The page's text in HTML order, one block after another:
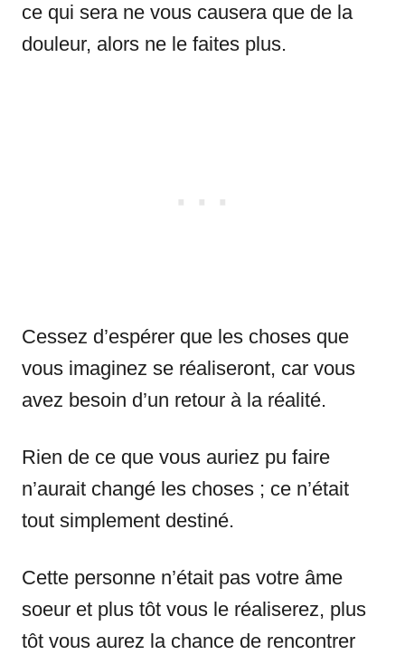
ce qui sera ne vous causera que de la
douleur, alors ne le faites plus.
Cessez d’espérer que les choses que
vous imaginez se réaliseront, car vous
avez besoin d’un retour à la réalité.
Rien de ce que vous auriez pu faire
n’aurait changé les choses ; ce n’était
tout simplement destiné.
Cette personne n’était pas votre âme
soeur et plus tôt vous le réaliserez, plus
tôt vous aurez la chance de rencontrer